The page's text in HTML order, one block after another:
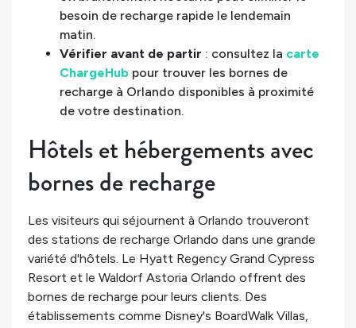
besoin de recharge rapide le lendemain
matin.
Vérifier avant de partir : consultez la carte
ChargeHub pour trouver les bornes de
recharge à Orlando disponibles à proximité
de votre destination.
Hôtels et hébergements avec
bornes de recharge
Les visiteurs qui séjournent à Orlando trouveront
des stations de recharge Orlando dans une grande
variété d'hôtels. Le Hyatt Regency Grand Cypress
Resort et le Waldorf Astoria Orlando offrent des
bornes de recharge pour leurs clients. Des
établissements comme Disney's BoardWalk Villas,